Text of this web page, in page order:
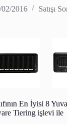
02/2016 Satışı
En İyisi 8
Tiering işlevi ile